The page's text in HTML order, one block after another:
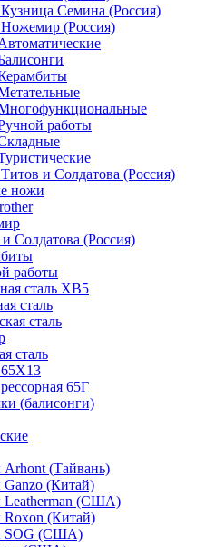
Семина (Россия)
(Россия)
работы
и Солдатова (Россия)
ножи
Солдатова (Россия)
работы
сталь ХВ5
сталь
сталь
сталь
65Г
(балисонги)
(Тайвань)
(Китай)
Leatherman (США)
Roxon (Китай)
SOG (США)